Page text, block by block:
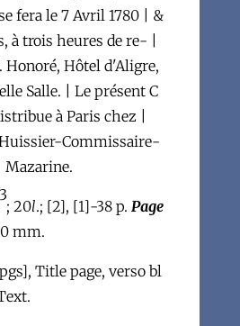
fera le 7 Avril 1780 | &
à trois heures de re- |
Honoré, Hôtel d'Aligre,
Salle. | Le présent C
à Paris chez |
Commissaire-
Mazarine.
3
; 20l.; [2], [1]-38 p. Page
mm.
Title page, verso bl